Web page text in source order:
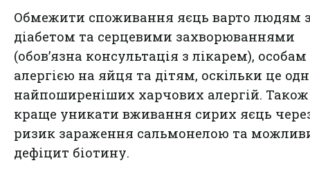
Обмежити споживання яєць варто людям
діабетом та серцевими захворюваннями
(обов’язна консультація з лікарем), особам
алергією на яйця та дітям, оскільки це
найпоширеніших харчових алергій. Також
краще уникати вживання сирих яєць
ризик зараження сальмонелою та
дефіцит біотину.